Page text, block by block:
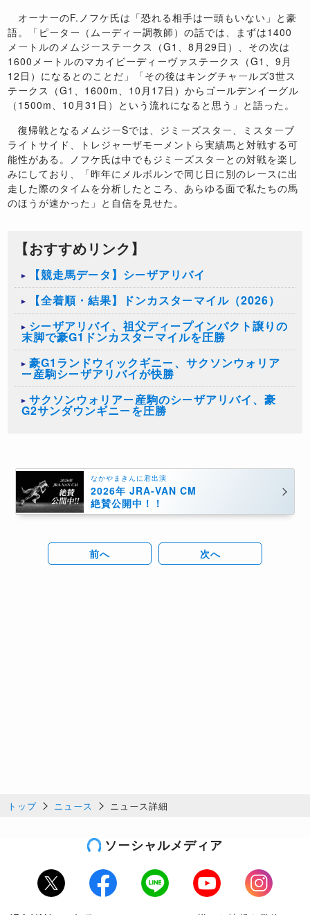
オーナーのF.ノフケ氏は「恐れる相手は一頭もいない」と豪
語。「ピーター（ムーディー調教師）の話では、まずは1400
メートルのメムジーステークス（G1、8月29日）、その次は
1600メートルのマカイビーディーヴァステークス（G1、9月
12日）になるとのことだ」「その後はキングチャールズ3世ス
テークス（G1、1600m、10月17日）からゴールデンイーグル
（1500m、10月31日）という流れになると思う」と語った。
復帰戦となるメムジーSでは、ジミーズスター、ミスターブ
ライトサイド、トレジャーザモーメントら実績馬と対戦する可
能性がある。ノフケ氏は中でもジミーズスターとの対戦を楽し
みにしており、「昨年にメルボルンで同じ日に別のレースに出
走した際のタイムを分析したところ、あらゆる面で私たちの馬
のほうが速かった」と自信を見せた。
【おすすめリンク】
【競走馬データ】シーザアリバイ
【全着順・結果】ドンカスターマイル（2026）
シーザアリバイ、祖父ディープインパクト譲りの
末脚で豪G1ドンカスターマイルを圧勝
​豪G1ランドウィックギニー、サクソンウォリア
ー産駒シーザアリバイが快勝
サクソンウォリアー産駒のシーザアリバイ、豪
G2サンダウンギニーを圧勝
なかやまきんに君出演
2026年 JRA-VAN CM
絶賛公開中！！
前へ 次へ
トップ ニュース ニュース詳細
ソーシャルメディア
Twitter Facebook LINE Youtube
Instagram